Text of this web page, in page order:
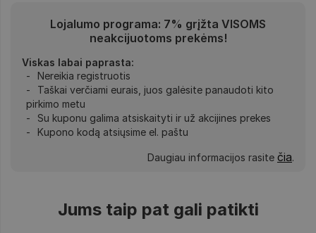
Lojalumo programa: 7% grįžta VISOMS
neakcijuotoms prekėms!
Viskas labai paprasta:
Nereikia registruotis
Taškai verčiami eurais, juos galėsite panaudoti kito
pirkimo metu
Su kuponu galima atsiskaityti ir už akcijines prekes
Kupono kodą atsiųsime el. paštu
Daugiau informacijos rasite čia.
Jums taip pat gali patikti